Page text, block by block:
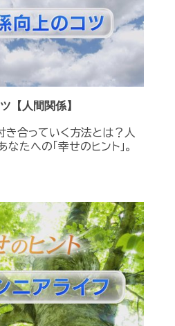
【人間関係】
き合っていく方法とは？人
たへの「幸せのヒント」。